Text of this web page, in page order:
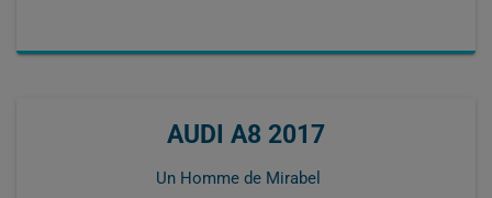
AUDI A8 2017
Un Homme de Mirabel